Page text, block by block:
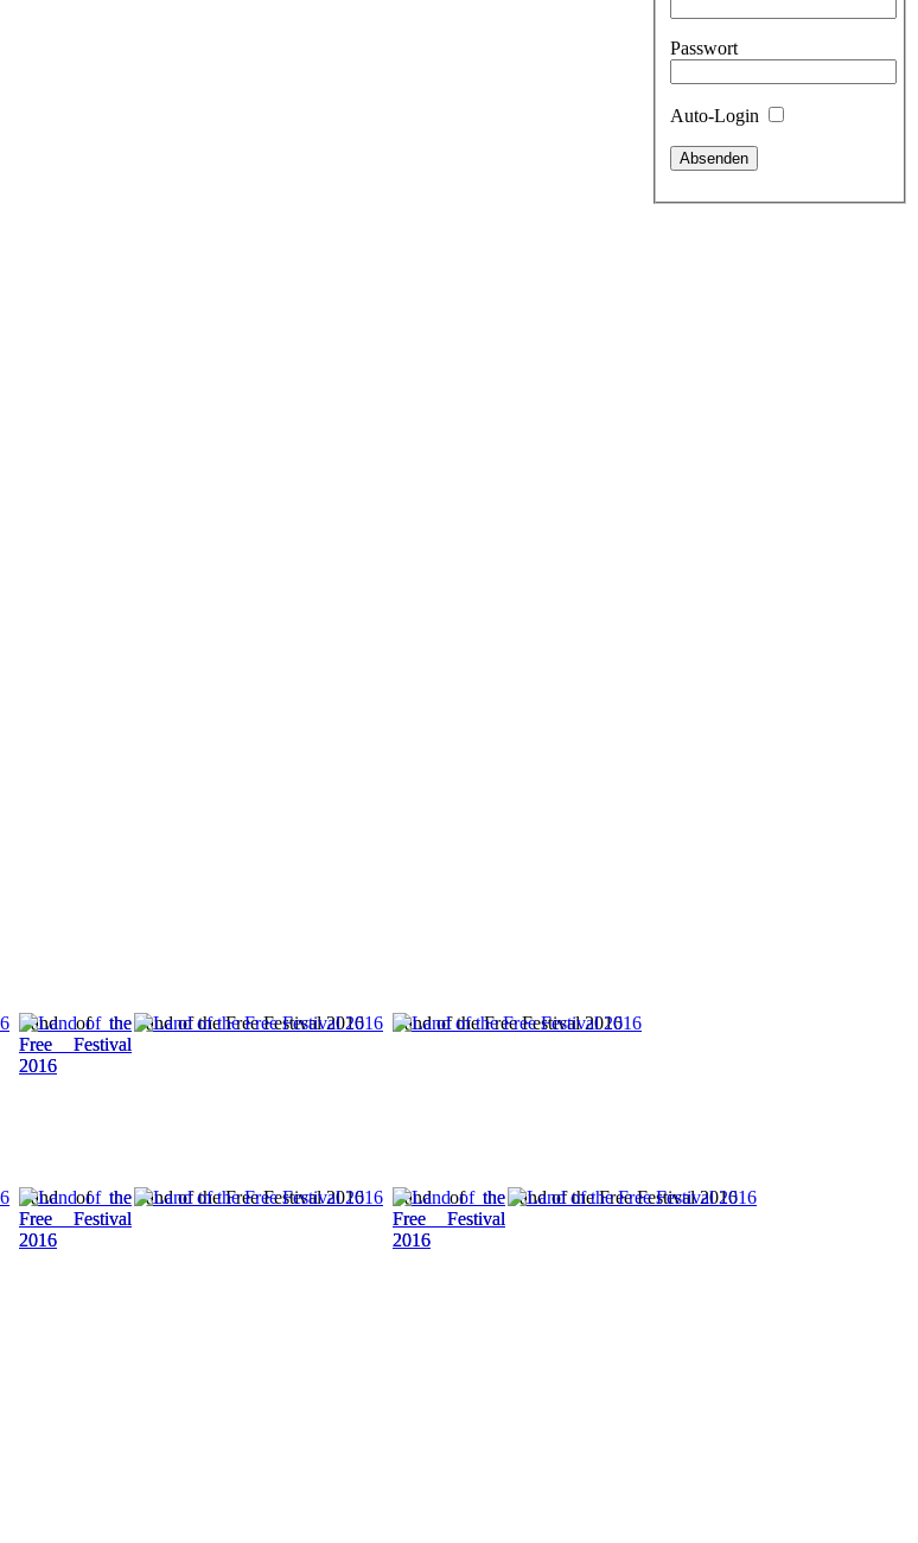
Passwort
Auto-Login
Land of the
Free Festival
2016
Land of the Free Festival 2016 Land of the Free Festival 2016
Land of the
Free Festival
2016
Land of the Free Festival 2016
Land of the
Free Festival
2016
Land of the Free Festival 2016